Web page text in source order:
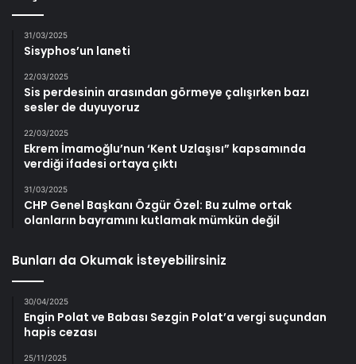
31/03/2025
Sisyphos’un laneti
22/03/2025
Sis perdesinin arasından görmeye çalışırken bazı
sesler de duyuyoruz
22/03/2025
Ekrem İmamoğlu’nun ‘Kent Uzlaşısı” kapsamında
verdiği ifadesi ortaya çıktı
31/03/2025
CHP Genel Başkanı Özgür Özel: Bu zulme ortak
olanların bayramını kutlamak mümkün değil
Bunları da Okumak İsteyebilirsiniz
30/04/2025
Engin Polat ve Babası Sezgin Polat’a vergi suçundan
hapis cezası
25/11/2025